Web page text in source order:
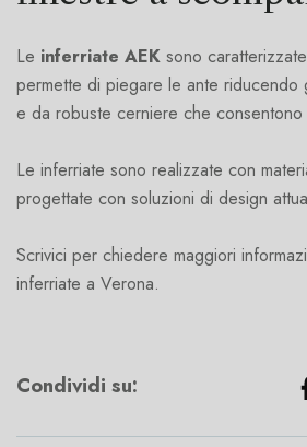
Le inferriate AEK sono
permette di piegare le ante riducendo
e da robuste cerniere che
Le inferriate sono realizzate con
progettate con soluzioni di design
Scrivici per chiedere maggiori
inferriate a Verona.
Condividi su: